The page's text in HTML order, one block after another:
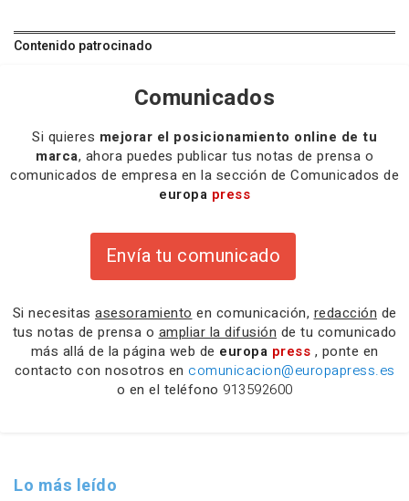
Contenido patrocinado
Comunicados
Si quieres mejorar el posicionamiento online de tu
marca, ahora puedes publicar tus notas de prensa o
comunicados de empresa en la sección de Comunicados de
europa press
Envía tu comunicado
Si necesitas asesoramiento en comunicación, redacción de
tus notas de prensa o ampliar la difusión de tu comunicado
más allá de la página web de europa press , ponte en
contacto con nosotros en comunicacion@europapress.es
o en el teléfono 913592600
Lo más leído